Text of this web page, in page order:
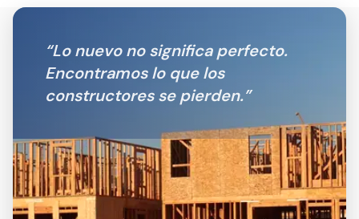
“Lo nuevo no significa perfecto.
Encontramos lo que los
constructores se pierden.”